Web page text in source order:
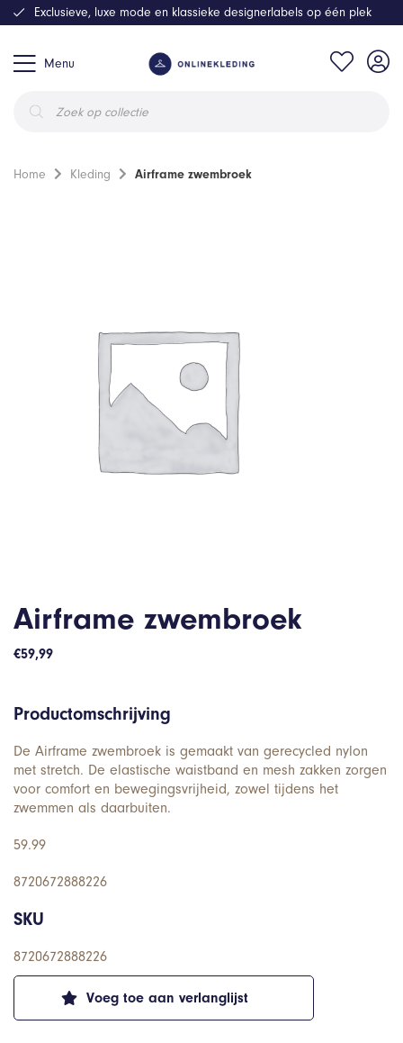
Menu
zoeken
Exclusieve, luxe mode en klassieke designerlabels op één plek
Home Kleding Airframe zwembroek
Airframe zwembroek
€59,99
Voeg toe aan verlanglijst
Productomschrijving
De Airframe zwembroek is gemaakt van gerecycled nylon
met stretch. De elastische waistband en mesh zakken zorgen
voor comfort en bewegingsvrijheid, zowel tijdens het
zwemmen als daarbuiten.
59.99
8720672888226
SKU
8720672888226